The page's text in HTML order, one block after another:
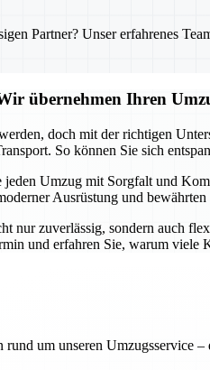
Partner? Unser erfahrenes
übernehmen Ihren
doch mit der richtigen
So können Sie sich
jeden Umzug mit Sorgfalt und
Ausrüstung und
nur zuverlässig, sondern auch
und erfahren Sie, warum
um unseren Umzugsservice –